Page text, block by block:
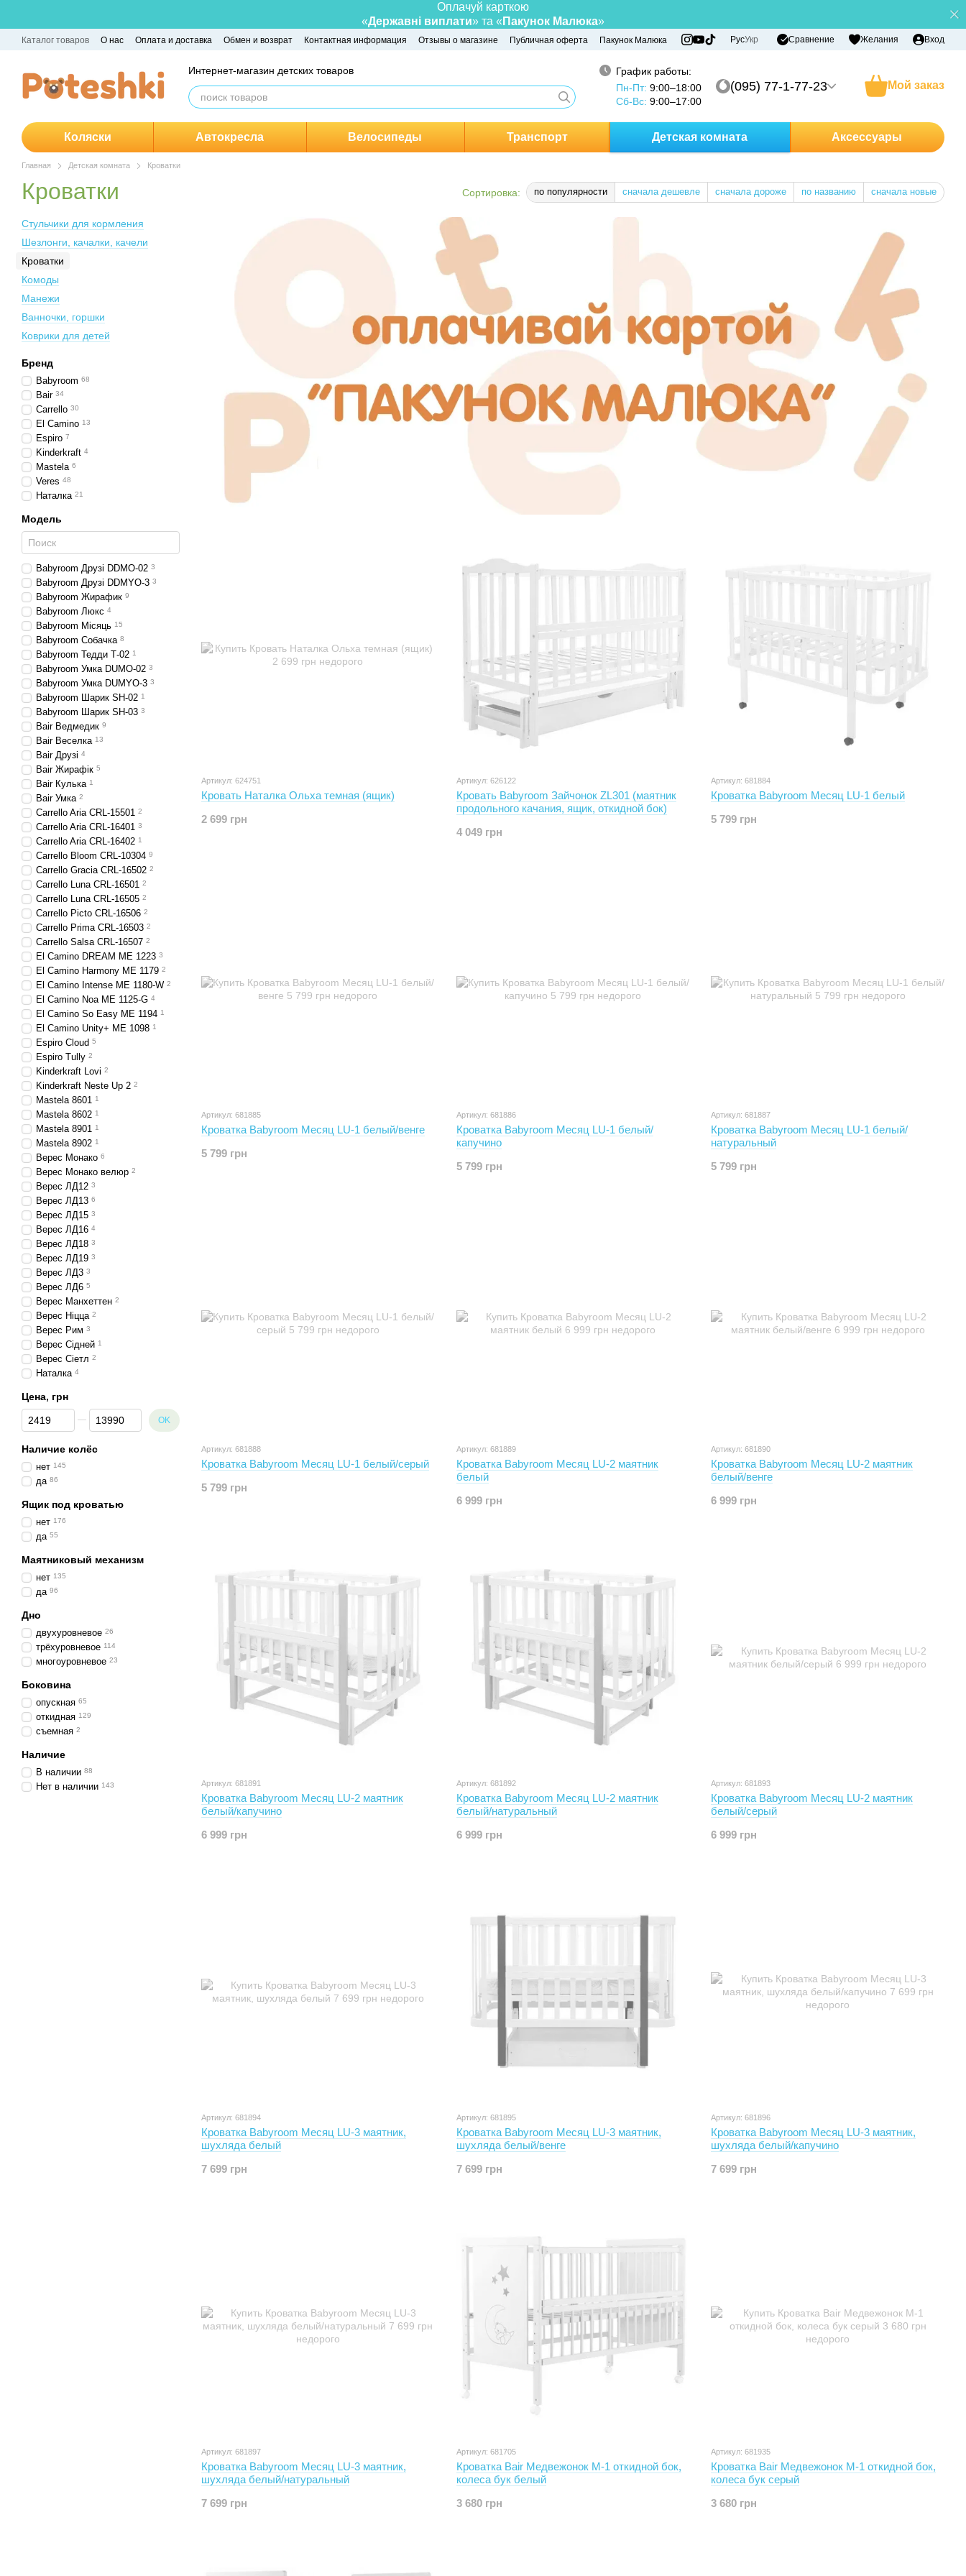
Оплачуй карткою
«Державні виплати» та « Пакунок Малюка»
Каталог товаров О нас Оплата и доставка Обмен и возврат Контактная информация Отзывы о магазине Публичная оферта Пакунок Малюка РусУкр Сравнение Желания Вход
Интернет-магазин детских товаров
График работы:
Пн-Пт: 9:00–18:00
Сб-Вс: 9:00–17:00
(095) 77-1-77-23 Мой заказ
Коляски Автокресла Велосипеды Транспорт Детская комната Аксессуары
Главная Детская комната Кроватки
Кроватки Сортировка: по популярности сначала дешевле сначала дороже по названию сначала новые
Артикул: 624751
Кровать Наталка Ольха темная (ящик)
2 699 грн
Артикул: 626122
Кровать Babyroom Зайчонок ZL301 (маятник
продольного качания, ящик, откидной бок)
4 049 грн
Артикул: 681884
Кроватка Babyroom Месяц LU-1 белый
5 799 грн
Артикул: 681885
Кроватка Babyroom Месяц LU-1 белый/венге
5 799 грн
Артикул: 681886
Кроватка Babyroom Месяц LU-1 белый/
капучино
5 799 грн
Артикул: 681887
Кроватка Babyroom Месяц LU-1 белый/
натуральный
5 799 грн
Артикул: 681888
Кроватка Babyroom Месяц LU-1 белый/серый
5 799 грн
Артикул: 681889
Кроватка Babyroom Месяц LU-2 маятник
белый
6 999 грн
Артикул: 681890
Кроватка Babyroom Месяц LU-2 маятник
белый/венге
6 999 грн
Артикул: 681891
Кроватка Babyroom Месяц LU-2 маятник
белый/капучино
6 999 грн
Артикул: 681892
Кроватка Babyroom Месяц LU-2 маятник
белый/натуральный
6 999 грн
Артикул: 681893
Кроватка Babyroom Месяц LU-2 маятник
белый/серый
6 999 грн
Артикул: 681894
Кроватка Babyroom Месяц LU-3 маятник,
шухляда белый
7 699 грн
Артикул: 681895
Кроватка Babyroom Месяц LU-3 маятник,
шухляда белый/венге
7 699 грн
Артикул: 681896
Кроватка Babyroom Месяц LU-3 маятник,
шухляда белый/капучино
7 699 грн
Артикул: 681897
Кроватка Babyroom Месяц LU-3 маятник,
шухляда белый/натуральный
7 699 грн
Артикул: 681705
Кроватка Bair Медвежонок M-1 откидной бок,
колеса бук белый
3 680 грн
Артикул: 681935
Кроватка Bair Медвежонок M-1 откидной бок,
колеса бук серый
3 680 грн
Стульчики для кормления
Шезлонги, качалки, качели
Кроватки
Комоды
Манежи
Ванночки, горшки
Коврики для детей
Бренд
Babyroom 68
Bair 34
Carrello 30
El Camino 13
Espiro 7
Kinderkraft 4
Mastela 6
Veres 48
Наталка 21
Модель
Babyroom Друзі DDMO-02 3
Babyroom Друзі DDMYO-3 3
Babyroom Жирафик 9
Babyroom Люкс 4
Babyroom Місяць 15
Babyroom Собачка 8
Babyroom Тедди Т-02 1
Babyroom Умка DUMO-02 3
Babyroom Умка DUMYO-3 3
Babyroom Шарик SH-02 1
Babyroom Шарик SH-03 3
Bair Ведмедик 9
Bair Веселка 13
Bair Друзі 4
Bair Жирафік 5
Bair Кулька 1
Bair Умка 2
Carrello Aria CRL-15501 2
Carrello Aria CRL-16401 3
Carrello Aria CRL-16402 1
Carrello Bloom CRL-10304 9
Carrello Gracia CRL-16502 2
Carrello Luna CRL-16501 2
Carrello Luna CRL-16505 2
Carrello Picto CRL-16506 2
Carrello Prima CRL-16503 2
Carrello Salsa CRL-16507 2
El Camino DREAM ME 1223 3
El Camino Harmony ME 1179 2
El Camino Intense ME 1180-W 2
El Camino Noa ME 1125-G 4
El Camino So Easy ME 1194 1
El Camino Unity+ ME 1098 1
Espiro Cloud 5
Espiro Tully 2
Kinderkraft Lovi 2
Kinderkraft Neste Up 2 2
Mastela 8601 1
Mastela 8602 1
Mastela 8901 1
Mastela 8902 1
Верес Moнако 6
Верес Moнако велюр 2
Верес ЛД12 3
Верес ЛД13 6
Верес ЛД15 3
Верес ЛД16 4
Верес ЛД18 3
Верес ЛД19 3
Верес ЛД3 3
Верес ЛД6 5
Верес Манхеттен 2
Верес Ніцца 2
Верес Рим 3
Верес Сідней 1
Верес Сіетл 2
Наталка 4
Цена, грн
От Цена, грн
До Цена, грн OK
Наличие колёс
нет 145
да 86
Ящик под кроватью
нет 176
да 55
Маятниковый механизм
нет 135
да 96
Дно
двухуровневое 26
трёхуровневое 114
многоуровневое 23
Боковина
опускная 65
откидная 129
съемная 2
Наличие
В наличии 88
Нет в наличии 143